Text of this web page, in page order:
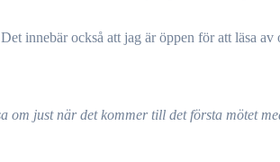
innebär också att jag är öppen för att läsa
just när det kommer till det första mötet